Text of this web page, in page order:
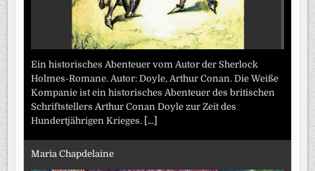
Ein historisches Abenteuer vom Autor der Sherlock
Holmes-Romane. Autor: Doyle, Arthur Conan. Die Weiße
Kompanie ist ein historisches Abenteuer des britischen
Schriftstellers Arthur Conan Doyle zur Zeit des
Hundertjährigen Krieges. [...]
Maria Chapdelaine